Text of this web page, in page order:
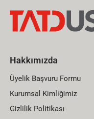
Hakkımızda
Üyelik Başvuru Formu
Kurumsal Kimliğimiz
Gizlilik Politikası